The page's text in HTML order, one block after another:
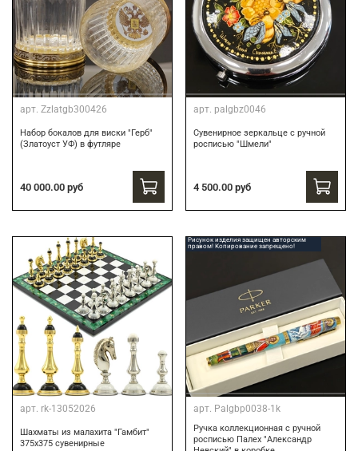
арт. Zzlatgb300426
Набор бокалов для виски "Герб"
(Златоуст УФ) в футляре
40 000.00 руб
арт. palgbz0046
Сувенирное зеркальце с ручной
росписью "Шмели"
4 500.00 руб
арт. rk-13052026
Шахматы из малахита "Гамбит"
375х375 сувенирные
Рисунок изделия защищен авторским
правом! Копирование запрещено!
арт. Palgbp0038-1k
Ручка коллекционная с ручной
росписью Палех "Александр